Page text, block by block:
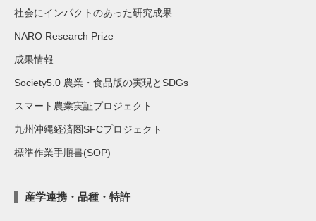
社会にインパクトのあった研究成果
NARO Research Prize
成果情報
Society5.0 農業・食品版の実現とSDGs
スマート農業実証プロジェクト
九州沖縄経済圏SFCプロジェクト
標準作業手順書(SOP)
産学連携・品種・特許